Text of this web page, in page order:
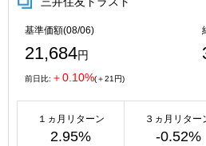
基準価額(08/06)
21,684円
前日比: ＋0.10%(＋21円)
１ヵ月リターン
2.95%
３ヵ月リター
-0.52%